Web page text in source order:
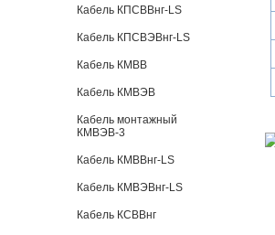
Кабель КПСВВнг-LS
Кабель КПСВЭВнг-LS
Кабель КМВВ
Кабель КМВЭВ
Кабель монтажный
КМВЭВ-3
Кабель КМВВнг-LS
Кабель КМВЭВнг-LS
Кабель КСВВнг